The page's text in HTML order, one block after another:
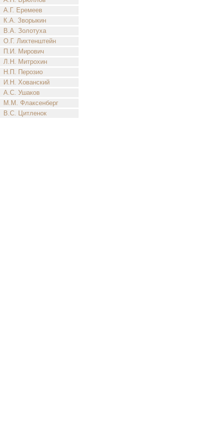
А.Г. Еремеев
К.А. Зворыкин
В.А. Золотуха
О.Г. Лихтенштейн
П.И. Мирович
Л.Н. Митрохин
Н.П. Перозио
И.Н. Хованский
А.С. Ушаков
М.М. Флаксенберг
В.С. Цитленок